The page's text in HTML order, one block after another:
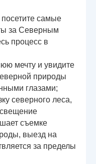
самые
за Северным
процесс в
мечту и увидите
природы
глазами;
северного леса,
съемке
выезд на
за пределы